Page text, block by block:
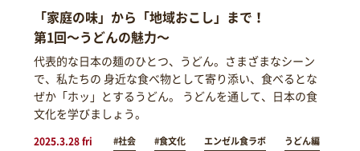
「家庭の味」から「地域おこし」まで！
第1回～うどんの魅力～
代表的な日本の麺のひとつ、うどん。さまざまなシーン
で、私たちの 身近な食べ物として寄り添い、食べるとな
ぜか「ホッ」とするうどん。 うどんを通して、日本の食
文化を学びましょう。
2025.3.28 fri #社会 #食文化 エンゼル食ラボ うどん編